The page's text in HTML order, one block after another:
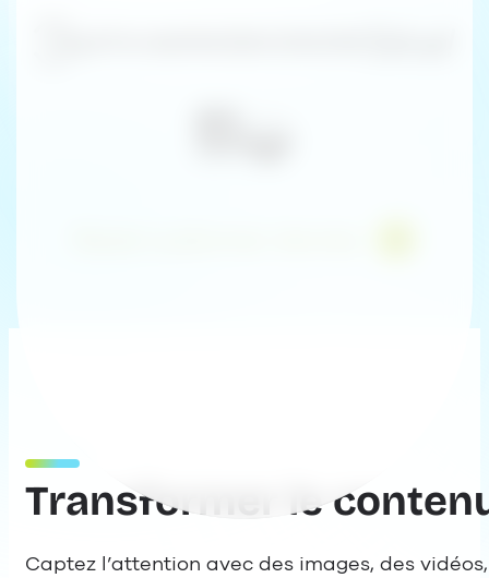
Transformer le
Captez l’attention avec des images, des